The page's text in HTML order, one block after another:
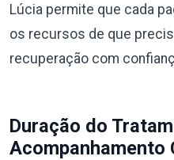
Lúcia permite que cada
os recursos de que
recuperação com
Duração do
Acompanhamento